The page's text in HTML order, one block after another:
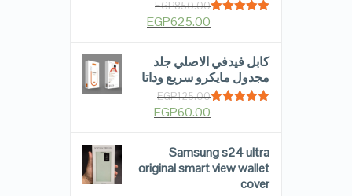
EGP850.00
EGP625.00
كابل فيدفي الاصلي جلد
مجدول مايكرو سريع وداتا
EGP125.00
EGP60.00
Samsung s24 ultra
original smart view wallet
cover